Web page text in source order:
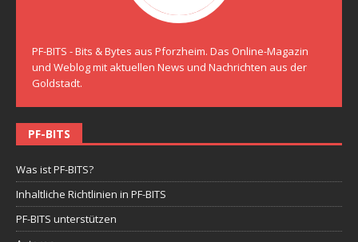
PF-BITS - Bits & Bytes aus Pforzheim. Das Online-Magazin
und Weblog mit aktuellen News und Nachrichten aus der
Goldstadt.
PF-BITS
Was ist PF-BITS?
Inhaltliche Richtlinien in PF-BITS
PF-BITS unterstützen